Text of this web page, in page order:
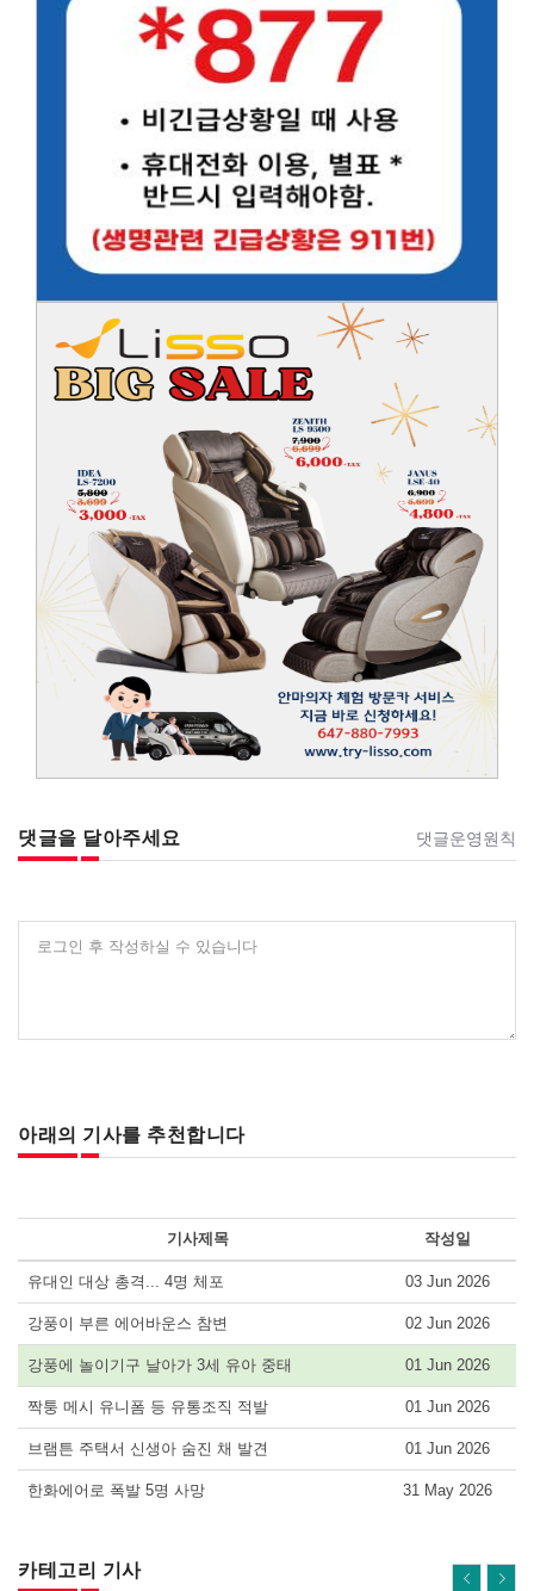
댓글을 달아주세요 댓글운영원칙
로그인 후 작성하실 수 있습니다
아래의 기사를 추천합니다
기사제목 작성일
유대인 대상 총격... 4명 체포 03 Jun 2026
강풍이 부른 에어바운스 참변 02 Jun 2026
강풍에 놀이기구 날아가 3세 유아 중태 01 Jun 2026
짝퉁 메시 유니폼 등 유통조직 적발 01 Jun 2026
브램튼 주택서 신생아 숨진 채 발견 01 Jun 2026
한화에어로 폭발 5명 사망 31 May 2026
카테고리 기사